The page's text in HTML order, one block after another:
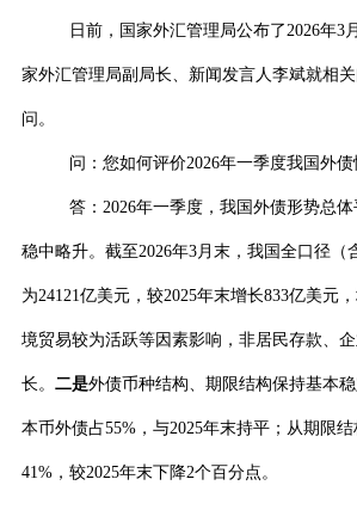
日前，国家外汇管理局公布了 2026年3
家外汇管理局副局长、新闻发言人李斌就相
问。
问：您如何评价2026年一季度我国外债
答： 2026年一季度，我国外债形势总体
稳中略升。截至 2026年3月末，我国全口径（
为24121 亿美元，较2025年末增长833亿美元
境贸易较为活跃等因素影响， 非居民存款、
长 。 二是外债币种结构、期限结构保持基本
本币外债占55%，与2025年末持平；从期限
41%，较2025年末下降2个百分点。